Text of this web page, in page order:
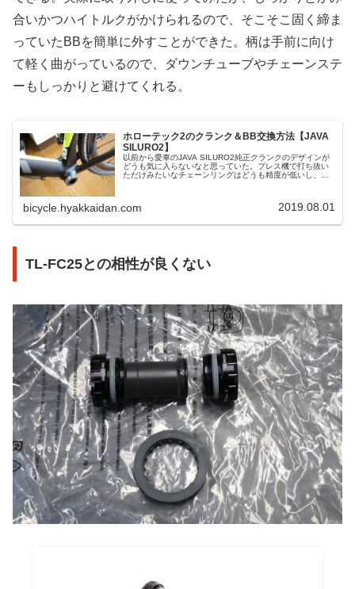
合いかつハイトルクがかけられるので、そこそこ固く締ま
っていたBBを簡単に外すことができた。柄は手前に向け
て軽く曲がっているので、ダウンチューブやチェーンステ
ーもしっかりと避けてくれる。
ホローテック2のクランク＆BB交換方法【JAVA
SILURO2】
以前から愛車のJAVA SILURO2純正クランクのデザインが
どうも気に入らないなと思っていた。プレス機で打ち抜い
ただけみたいなチェーンリングはどうも精度が低いし、全
bicycle.hyakkaidan.com 2019.08.01
TL-FC25との相性が良くない